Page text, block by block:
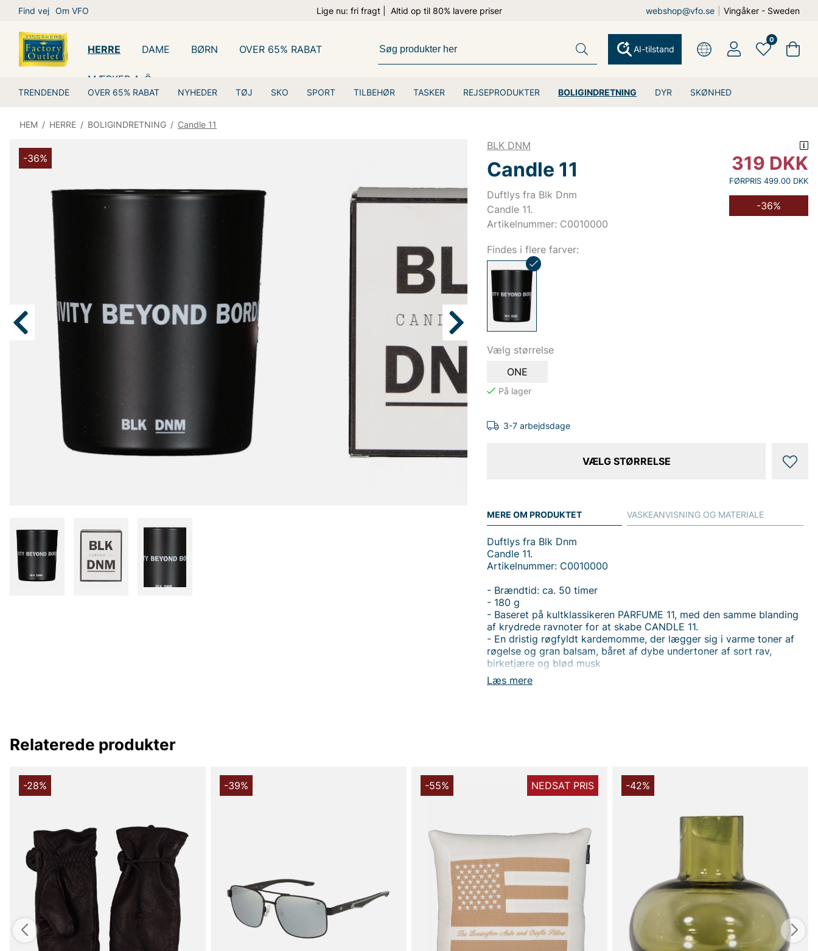
Find vej Om VFO Lige nu: fri fragt | Altid op til 80% lavere priser webshop@vfo.se Vingåker - Sweden
HERRE
TRENDENDE OVER 65% RABAT NYHEDER TØJ SKO SPORT TILBEHØR TASKER REJSEPRODUKTER BOLIGINDRETNING DYR SKØNHED
DAME BØRN OVER 65% RABAT
MÆRKER A-Ö
AI-tilstand
0
HEM / HERRE / BOLIGINDRETNING / Candle 11
-36%
BLK DNM
Candle 11
Duftlys fra Blk Dnm
Candle 11.
Artikelnummer: C0010000
319 DKK
FØRPRIS 499.00 DKK
-36%
Findes i flere farver:
Vælg størrelse
ONE
3-7 arbejdsdage
VÆLG STØRRELSE
MERE OM PRODUKTET
Læs mere
Duftlys fra Blk Dnm
Candle 11.
Artikelnummer: C0010000
- Brændtid: ca. 50 timer
- 180 g
- Baseret på kultklassikeren PARFUME 11, med den samme blanding
af krydrede ravnoter for at skabe CANDLE 11.
- En dristig røgfyldt kardemomme, der lægger sig i varme toner af
røgelse og gran balsam, båret af dybe undertoner af sort rav,
birketjære og blød musk
VASKEANVISNING OG MATERIALE
Relaterede produkter
-28% -39% -55% NEDSAT PRIS -42%